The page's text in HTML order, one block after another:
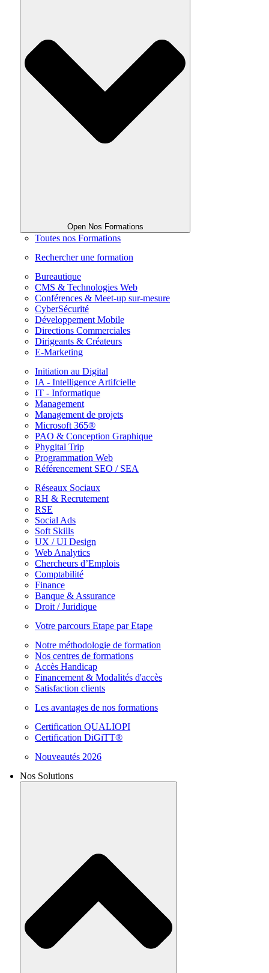
Open Nos Formations
Toutes nos Formations
Rechercher une formation
Bureautique
CMS & Technologies Web
Conférences & Meet-up sur-mesure
CyberSécurité
Développement Mobile
Directions Commerciales
Dirigeants & Créateurs
E-Marketing
Initiation au Digital
IA - Intelligence Artifcielle
IT - Informatique
Management
Management de projets
Microsoft 365®
PAO & Conception Graphique
Phygital Trip
Programmation Web
Référencement SEO / SEA
Réseaux Sociaux
RH & Recrutement
RSE
Social Ads
Soft Skills
UX / UI Design
Web Analytics
Chercheurs d’Emplois
Comptabilité
Finance
Banque & Assurance
Droit / Juridique
Votre parcours Etape par Etape
Notre méthodologie de formation
Nos centres de formations
Accès Handicap
Financement & Modalités d'accès
Satisfaction clients
Les avantages de nos formations
Certification QUALIOPI
Certification DiGiTT®
Nouveautés 2026
Nos Solutions